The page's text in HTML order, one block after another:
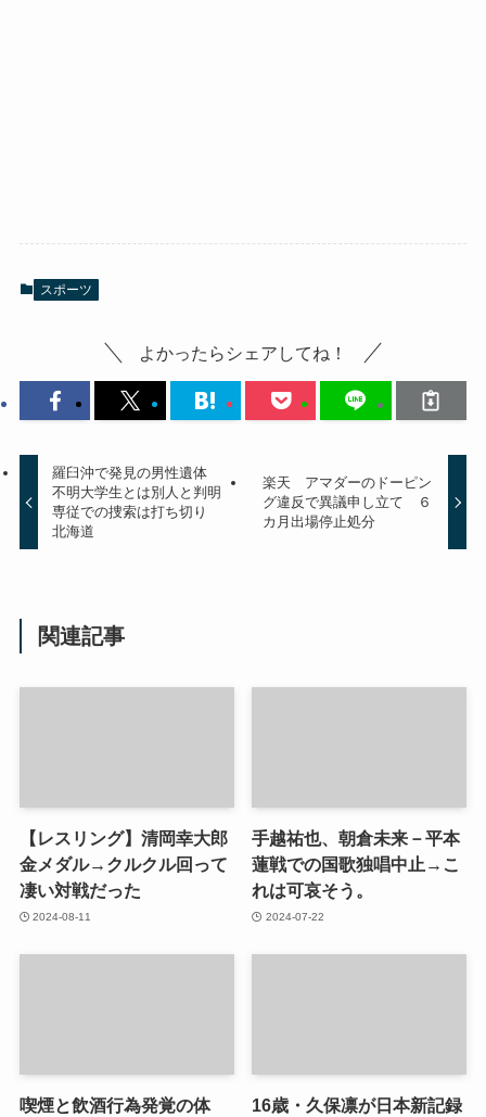
スポーツ
よかったらシェアしてね！
羅臼沖で発見の男性遺体
不明大学生とは別人と判明
専従での捜索は打ち切り
北海道
楽天 アマダーのドーピン
グ違反で異議申し立て ６
カ月出場停止処分
関連記事
【レスリング】清岡幸大郎
金メダル→クルクル回って
凄い対戦だった
2024-08-11
手越祐也、朝倉未来－平本
蓮戦での国歌独唱中止→こ
れは可哀そう。
2024-07-22
喫煙と飲酒行為発覚の体
16歳・久保凛が日本新記録